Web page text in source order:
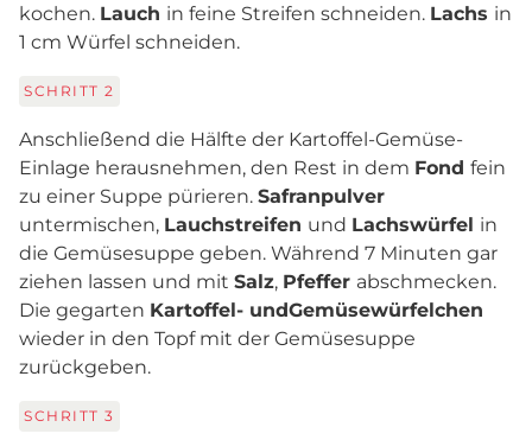
kochen. Lauch in feine Streifen schneiden. Lachs in
1 cm Würfel schneiden.
SCHRITT 2
Anschließend die Hälfte der Kartoffel-Gemüse-
Einlage herausnehmen, den Rest in dem Fond fein
zu einer Suppe pürieren. Safranpulver
untermischen, Lauchstreifen und Lachswürfel in
die Gemüsesuppe geben. Während 7 Minuten gar
ziehen lassen und mit Salz, Pfeffer abschmecken.
Die gegarten Kartoffel- undGemüsewürfelchen
wieder in den Topf mit der Gemüsesuppe
zurückgeben.
SCHRITT 3